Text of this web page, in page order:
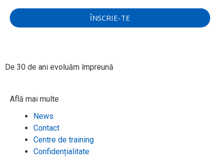
ÎNSCRIE-TE
De 30 de ani evoluăm împreună​
Află mai multe
News
Contact
Centre de training
Confidențialitate